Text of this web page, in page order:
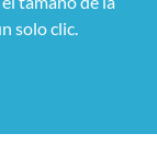
solo clic.